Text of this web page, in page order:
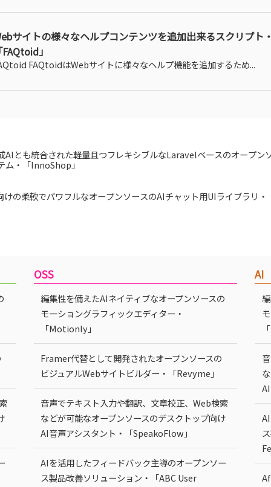
サイトの様々なヘルプコンテンツを追加出来るスクリプト
FAQtoid」
FAQtoidはWebサイトに様々なヘルプ機能を追加するため...
AIとも統合された軽量且つフレキシブルなLaravelベースのオープン
ム・「InnoShop」
けの柔軟でパワフルなオープンソースのAIチャット用UIライブラリ
OSS
編集性を備えたAIネイティブなオープンソースの
モーショングラフィックエディター・
「Motionly」
Framer代替として開発されたオープンソースの
ビジュアルWebサイトビルダー・「Revyme」
音声でテキスト入力や翻訳、文章校正、Web検索
などが可能なオープンソースのデスクトップ向け
AI音声アシスタント・「SpeakoFlow」
AIを活用したフィードバック主導のオープンソー
ス製品改善ソリューション・「ABC User
AI